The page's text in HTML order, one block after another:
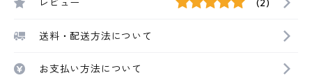
送料・配送方法について
お支払い方法について